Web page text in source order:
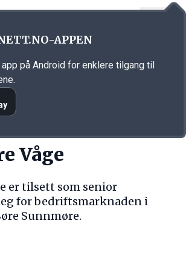
Våge
er tilsett som senior
for bedriftsmarknaden i
Sunnmøre.
APPEN
app på Android for enklere tilgang til